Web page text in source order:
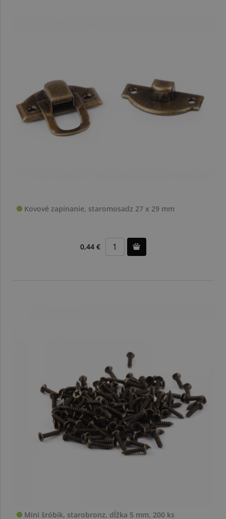
Kovové zapínanie, staromosadz 27 x 29 mm
0,44 €
Mini šróbik, starobronz, dĺžka 5 mm, 200 ks